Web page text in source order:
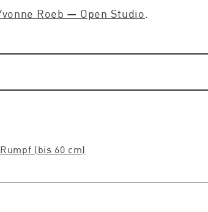
Roeb — Open Studio
Rumpf (bis 60 cm)